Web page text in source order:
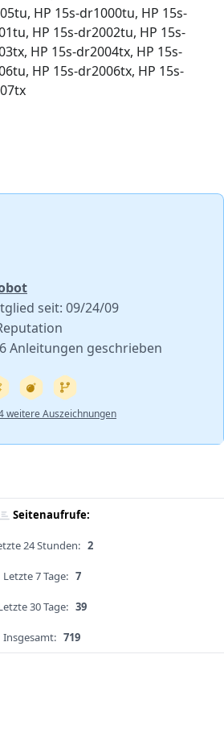
HP 15s-dr1000tu, HP 15s-
HP 15s-dr2002tu, HP 15s-
HP 15s-dr2004tx, HP 15s-
HP 15s-dr2006tx, HP 15s-
seit: 09/24/09
Anleitungen geschrieben
weitere Auszeichnungen
Seitenaufrufe:
24 Stunden: 2
Letzte 7 Tage: 7
30 Tage: 39
Insgesamt: 719